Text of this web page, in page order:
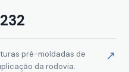
pré-moldadas de
da rodovia.
↗